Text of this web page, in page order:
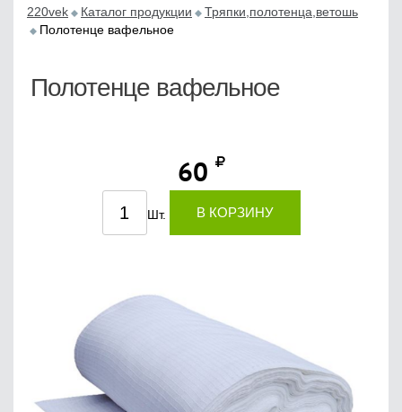
220vek Каталог продукции
Тряпки,полотенца,ветошь
Полотенце вафельное
Полотенце вафельное
60
Шт. В КОРЗИНУ